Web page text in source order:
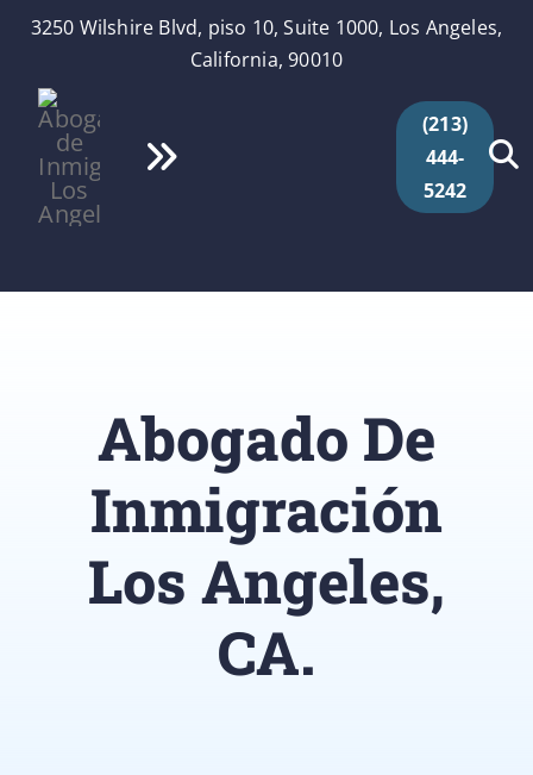
Skip
content
3250 Wilshire Blvd, piso 10, Suite 1000, Los Angeles,
California, 90010
Toggle
Inicio
Videos
(213)
444-
5242
Abogado De
Inmigración
Los Angeles,
CA.